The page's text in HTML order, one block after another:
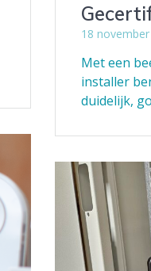
18
Met een
installer
duidelijk,